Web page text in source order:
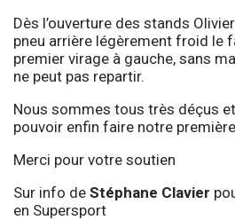
Dès l’ouverture des stands
pneu arrière légèrement froid le
premier virage à gauche, sans
ne peut pas repartir.
Nous sommes tous très déçus
pouvoir enfin faire notre
Merci pour votre soutien
Sur info de Stéphane Clavier
en Supersport